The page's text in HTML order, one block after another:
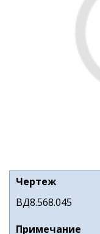
Чертеж
ВД8.568.045
Примечание